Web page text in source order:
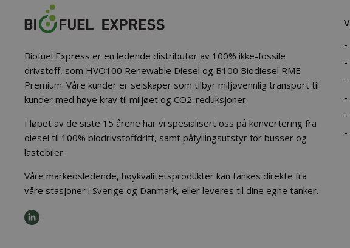
Biofuel Express er en ledende distributør av 100% ikke-fossile
drivstoff, som HVO100 Renewable Diesel og B100 Biodiesel RME
Premium. Våre kunder er selskaper som tilbyr miljøvennlig transport til
kunder med høye krav til miljøet og CO2-reduksjoner.
I løpet av de siste 15 årene har vi spesialisert oss på konvertering fra
diesel til 100% biodrivstoffdrift, samt påfyllingsutstyr for busser og
lastebiler.
Våre markedsledende, høykvalitetsprodukter kan tankes direkte fra
våre stasjoner i Sverige og Danmark, eller leveres til dine egne tanker.